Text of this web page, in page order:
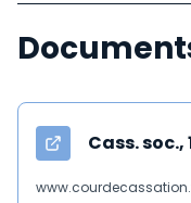
Cass. soc.,